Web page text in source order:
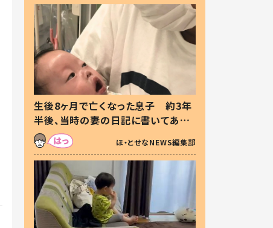
生後8ヶ月で亡くなった息子 約3年
半後、当時の妻の日記に書いてあっ
た本音とは
ほ・とせなNEWS編集部